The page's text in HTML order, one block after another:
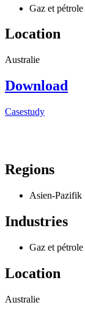
Gaz et pétrole
Location
Australie
Download
Casestudy
Regions
Asien-Pazifik
Industries
Gaz et pétrole
Location
Australie